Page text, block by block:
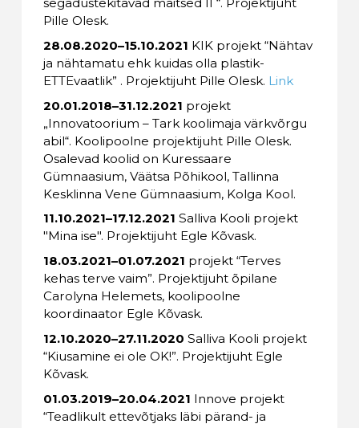
Pille Olesk.
28.08.2020–15.10.2021 KIK projekt “Nähtav
ja nähtamatu ehk kuidas olla plastik-
ETTEvaatlik” . Projektijuht Pille Olesk. Link
20.01.2018–31.12.2021 projekt
„Innovatoorium – Tark koolimaja värkvõrgu
abil“. Koolipoolne projektijuht Pille Olesk.
Osalevad koolid on Kuressaare
Gümnaasium, Väätsa Põhikool, Tallinna
Kesklinna Vene Gümnaasium, Kolga Kool.
11.10.2021–17.12.2021 Salliva Kooli projekt
"Mina ise". Projektijuht Egle Kõvask.
18.03.2021–01.07.2021 projekt “Terves
kehas terve vaim”. Projektijuht õpilane
Carolyna Helemets, koolipoolne
koordinaator Egle Kõvask.
12.10.2020–27.11.2020 Salliva Kooli projekt
“Kiusamine ei ole OK!”. Projektijuht Egle
Kõvask.
01.03.2019–20.04.2021 Innove projekt
“Teadlikult ettevõtjaks läbi pärand- ja